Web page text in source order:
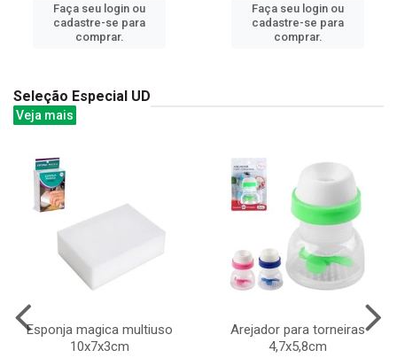
Faça seu login ou
cadastre-se para
comprar.
Faça seu login ou
cadastre-se para
comprar.
Seleção Especial UD
Veja mais
Esponja magica multiuso
10x7x3cm
Arejador para torneiras
4,7x5,8cm